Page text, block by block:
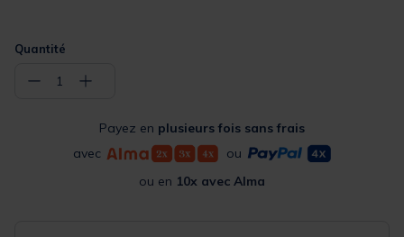
Quantité
− 1 +
Payez en plusieurs fois sans frais
avec
ou
ou en 10x avec Alma